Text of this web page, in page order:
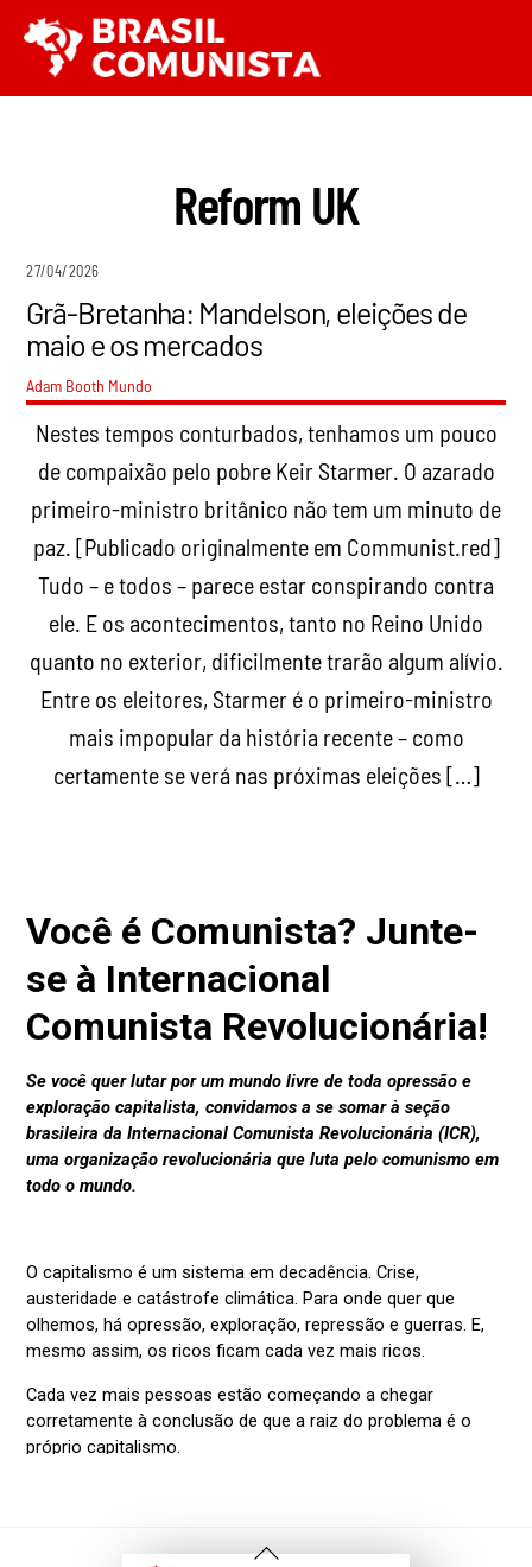
para
o
Reform UK
27/04/2026
Grã-Bretanha: Mandelson, eleições de
maio e os mercados
Adam Booth Mundo
Nestes tempos conturbados, tenhamos um pouco
de compaixão pelo pobre Keir Starmer. O azarado
primeiro-ministro britânico não tem um minuto de
paz. [Publicado originalmente em Communist.red]
Tudo – e todos – parece estar conspirando contra
ele. E os acontecimentos, tanto no Reino Unido
quanto no exterior, dificilmente trarão algum alívio.
Entre os eleitores, Starmer é o primeiro-ministro
mais impopular da história recente – como
certamente se verá nas próximas eleições […]
Voltar